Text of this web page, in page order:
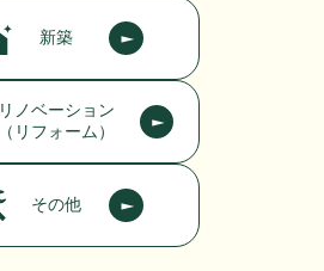
新築
リノベーション
（リフォーム）
その他